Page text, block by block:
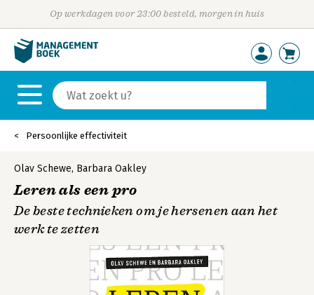
Op werkdagen voor 23:00 besteld, morgen in huis
Persoonlijke effectiviteit
Olav Schewe, Barbara Oakley
Leren als een pro
De beste technieken om je hersenen aan het
werk te zetten